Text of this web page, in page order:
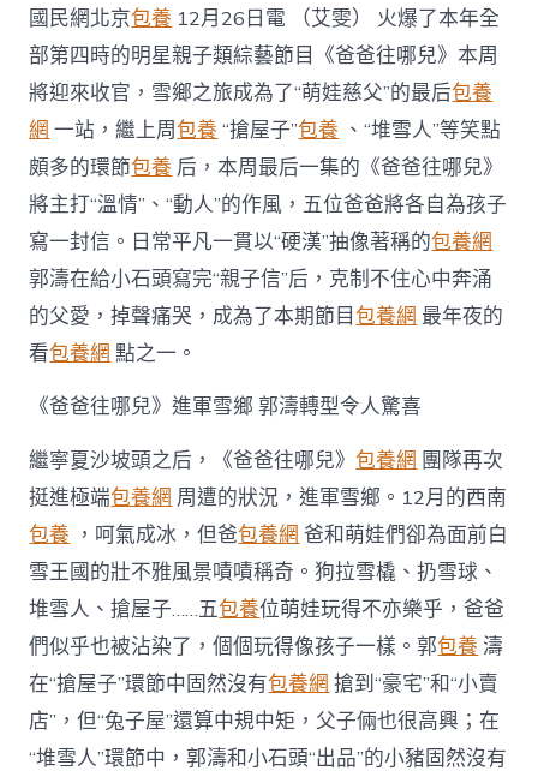
硬
漢”
郭
濤”
台
包
養
心
得
寫
親
子
信
引
中
國民網北京包養 12月26日電 （艾雯） 火爆了本年全
部第四時的明星親子類綜藝節目《爸爸往哪兒》本周
將迎來收官，雪鄉之旅成為了“萌娃慈父”的最后包養
網 一站，繼上周包養 “搶屋子”包養 、“堆雪人”等笑點
頗多的環節包養 后，本周最后一集的《爸爸往哪兒》
將主打“溫情”、“動人”的作風，五位爸爸將各自為孩子
寫一封信。日常平凡一貫以“硬漢”抽像著稱的包養網
郭濤在給小石頭寫完“親子信”后，克制不住心中奔涌
的父愛，掉聲痛哭，成為了本期節目包養網 最年夜的
看包養網 點之一。
《爸爸往哪兒》進軍雪鄉 郭濤轉型令人驚喜
繼寧夏沙坡頭之后，《爸爸往哪兒》包養網 團隊再次
挺進極端包養網 周遭的狀況，進軍雪鄉。12月的西南
包養 ，呵氣成冰，但爸包養網 爸和萌娃們卻為面前白
雪王國的壯不雅風景嘖嘖稱奇。狗拉雪橇、扔雪球、
堆雪人、搶屋子……五包養位萌娃玩得不亦樂乎，爸爸
們似乎也被沾染了，個個玩得像孩子一樣。郭包養 濤
在“搶屋子”環節中固然沒有包養網 搶到“豪宅”和“小賣
店”，但“兔子屋”還算中規中矩，父子倆也很高興；在
“堆雪人”環節中，郭濤和小石頭“出品”的小豬固然沒有